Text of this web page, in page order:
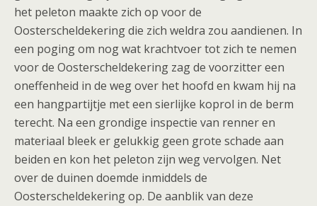
het peleton maakte zich op voor de
Oosterscheldekering die zich weldra zou aandienen. In
een poging om nog wat krachtvoer tot zich te nemen
voor de Oosterscheldekering zag de voorzitter een
oneffenheid in de weg over het hoofd en kwam hij na
een hangpartijtje met een sierlijke koprol in de berm
terecht. Na een grondige inspectie van renner en
materiaal bleek er gelukkig geen grote schade aan
beiden en kon het peleton zijn weg vervolgen. Net
over de duinen doemde inmiddels de
Oosterscheldekering op. De aanblik van deze